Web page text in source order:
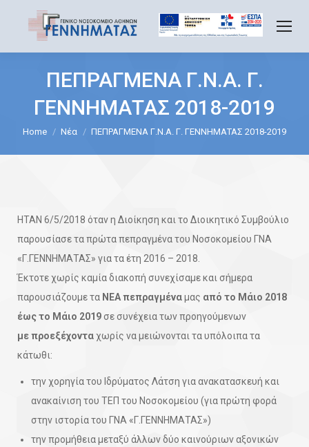
ΠΕΠΡΑΓΜΕΝΑ Γ.Ν.Α. Γ.
ΓΕΝΝΗΜΑΤΑΣ 2018-2019
You are here:
Home Νέα ΠΕΠΡΑΓΜΕΝΑ Γ.Ν.Α. Γ. ΓΕΝΝΗΜΑΤΑΣ 2018-2019
ΗΤΑΝ 6/5/2018 όταν η Διοίκηση και το Διοικητικό Συμβούλιο
παρουσίασε τα πρώτα πεπραγμένα του Νοσοκομείου ΓΝΑ
«Γ.ΓΕΝΝΗΜΑΤΑΣ» για τα έτη 2016 – 2018.
Έκτοτε χωρίς καμία διακοπή συνεχίσαμε και σήμερα
παρουσιάζουμε τα ΝΕΑ πεπραγμέναμας από το Μάιο 2018
έως το Μάιο 2019σε συνέχεια των προηγούμενων
με προεξέχονταχωρίς να μειώνονται τα υπόλοιπα τα
κάτωθι:
την χορηγία του Ιδρύματος Λάτση για ανακατασκευή και
ανακαίνιση του ΤΕΠ του Νοσοκομείου (για πρώτη φορά
στην ιστορία του ΓΝΑ «Γ.ΓΕΝΝΗΜΑΤΑΣ»)
την προμήθεια μεταξύ άλλων δύο καινούριων αξονικών